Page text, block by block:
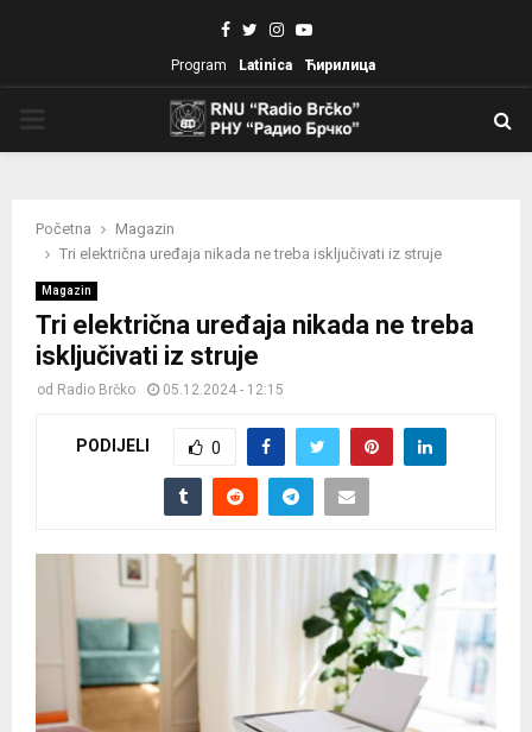
Facebook
TwitterInstagram
Youtube
Program Latinica Ћирилица
Početna
Magazin
Tri električna uređaja nikada ne treba isključivati iz struje
Magazin
Tri električna uređaja nikada ne treba
isključivati iz struje
od Radio Brčko 05.12.2024 - 12:15
PODIJELI 0